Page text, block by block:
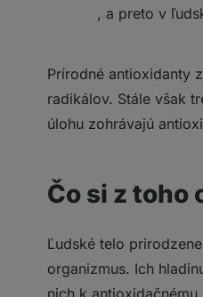
, a preto v
Prírodné antioxidanty
radikálov. Stále však
úlohu zohrávajú
Čo si z toho
Ľudské telo
organizmus. Ich
nich k